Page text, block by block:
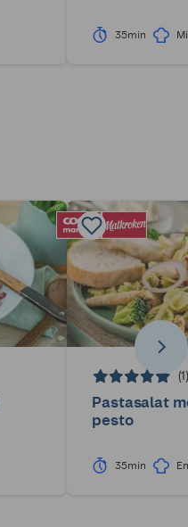
35min
Pastasalat
pesto
35min